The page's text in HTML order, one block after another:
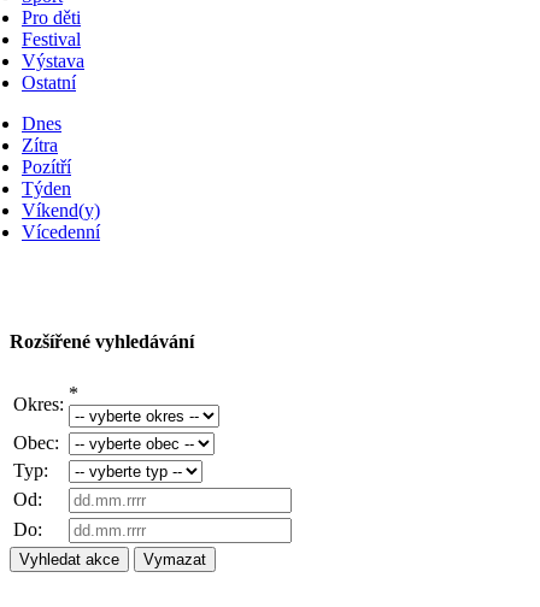
Pro děti
Festival
Výstava
Ostatní
Dnes
Zítra
Pozítří
Týden
Víkend(y)
Vícedenní
Rozšířené vyhledávání
Okres:
*
Obec:
Typ:
Od:
Do: